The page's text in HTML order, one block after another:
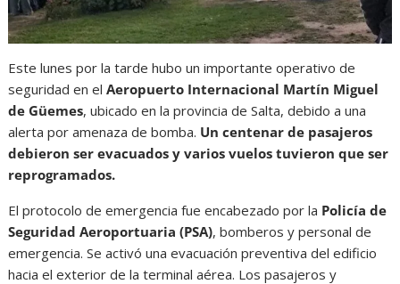
Este lunes por la tarde hubo un importante operativo de
seguridad en elAeropuerto Internacional Martín Miguel
de Güemes, ubicado en la provincia de Salta, debido a una
alerta por amenaza de bomba. Un centenar de pasajeros
debieron ser evacuados y varios vuelos tuvieron que ser
reprogramados.
El protocolo de emergencia fue encabezado por la Policía de
Seguridad Aeroportuaria (PSA), bomberos y personal de
emergencia. Se activó una evacuación preventiva del edificio
hacia el exterior de la terminal aérea. Los pasajeros y